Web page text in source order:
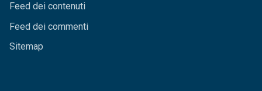
Feed dei contenuti
Feed dei commenti
Sitemap